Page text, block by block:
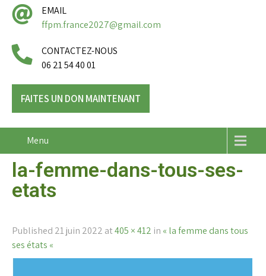
EMAIL
ffpm.france2027@gmail.com
CONTACTEZ-NOUS
06 21 54 40 01
FAITES UN DON MAINTENANT
Menu
la-femme-dans-tous-ses-
etats
Published 21 juin 2022 at405 × 412 in « la femme dans tous
ses états «